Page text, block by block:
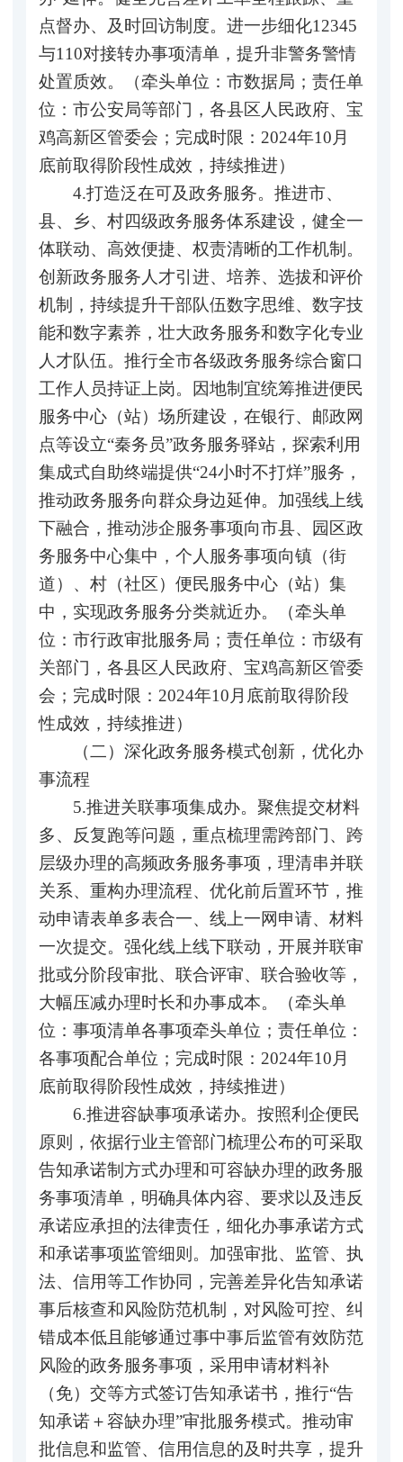
点督办、及时回访制度。进一步细化12345
与110对接转办事项清单，提升非警务警情
处置质效。（牵头单位：市数据局；责任单
位：市公安局等部门，各县区人民政府、宝
鸡高新区管委会；完成时限：2024年10月
底前取得阶段性成效，持续推进）
4.打造泛在可及政务服务。推进市、
县、乡、村四级政务服务体系建设，健全一
体联动、高效便捷、权责清晰的工作机制。
创新政务服务人才引进、培养、选拔和评价
机制，持续提升干部队伍数字思维、数字技
能和数字素养，壮大政务服务和数字化专业
人才队伍。推行全市各级政务服务综合窗口
工作人员持证上岗。因地制宜统筹推进便民
服务中心（站）场所建设，在银行、邮政网
点等设立“秦务员”政务服务驿站，探索利用
集成式自助终端提供“24小时不打烊”服务，
推动政务服务向群众身边延伸。加强线上线
下融合，推动涉企服务事项向市县、园区政
务服务中心集中，个人服务事项向镇（街
道）、村（社区）便民服务中心（站）集
中，实现政务服务分类就近办。（牵头单
位：市行政审批服务局；责任单位：市级有
关部门，各县区人民政府、宝鸡高新区管委
会；完成时限：2024年10月底前取得阶段
性成效，持续推进）
（二）深化政务服务模式创新，优化办
事流程
5.推进关联事项集成办。聚焦提交材料
多、反复跑等问题，重点梳理需跨部门、跨
层级办理的高频政务服务事项，理清串并联
关系、重构办理流程、优化前后置环节，推
动申请表单多表合一、线上一网申请、材料
一次提交。强化线上线下联动，开展并联审
批或分阶段审批、联合评审、联合验收等，
大幅压减办理时长和办事成本。（牵头单
位：事项清单各事项牵头单位；责任单位：
各事项配合单位；完成时限：2024年10月
底前取得阶段性成效，持续推进）
6.推进容缺事项承诺办。按照利企便民
原则，依据行业主管部门梳理公布的可采取
告知承诺制方式办理和可容缺办理的政务服
务事项清单，明确具体内容、要求以及违反
承诺应承担的法律责任，细化办事承诺方式
和承诺事项监管细则。加强审批、监管、执
法、信用等工作协同，完善差异化告知承诺
事后核查和风险防范机制，对风险可控、纠
错成本低且能够通过事中事后监管有效防范
风险的政务服务事项，采用申请材料补
（免）交等方式签订告知承诺书，推行“告
知承诺＋容缺办理”审批服务模式。推动审
批信息和监管、信用信息的及时共享，提升